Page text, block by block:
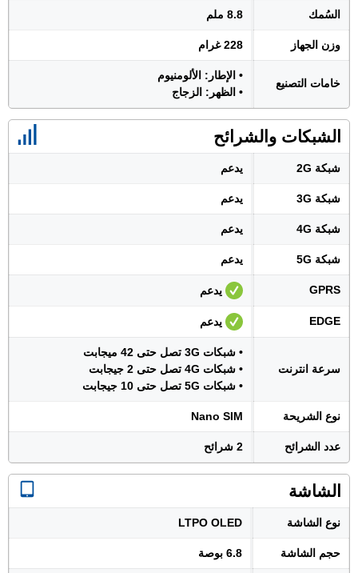
السُمك 8.8 ملم
وزن الجهاز 228 غرام
خامات التصنيع
• الإطار: الألومنيوم
• الظهر: الزجاج
الشبكات والشرائح
شبكة 2G يدعم
شبكة 3G يدعم
شبكة 4G يدعم
شبكة 5G يدعم
GPRS يدعم
EDGE يدعم
سرعة انترنت
• شبكات 3G تصل حتى 42 ميجابت
• شبكات 4G تصل حتى 2 جيجابت
• شبكات 5G تصل حتى 10 جيجابت
نوع الشريحة Nano SIM
عدد الشرائح 2 شرائح
الشاشة
نوع الشاشة LTPO OLED
حجم الشاشة 6.8 بوصة